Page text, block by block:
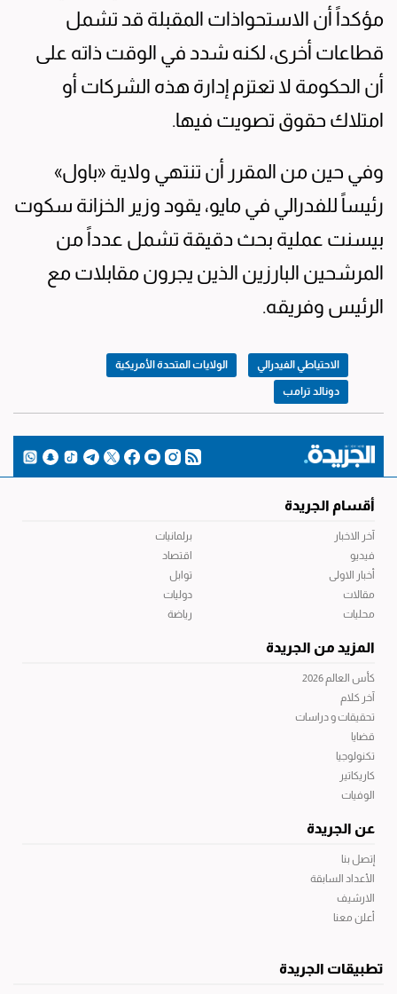
مؤكداً أن الاستحواذات المقبلة قد تشمل
قطاعات أخرى، لكنه شدد في الوقت ذاته على
أن الحكومة لا تعتزم إدارة هذه الشركات أو
امتلاك حقوق تصويت فيها.
وفي حين من المقرر أن تنتهي ولاية «باول»
رئيساً للفدرالي في مايو، يقود وزير الخزانة سكوت
بيسنت عملية بحث دقيقة تشمل عدداً من
المرشحين البارزين الذين يجرون مقابلات مع
الرئيس وفريقه.
الاحتياطي الفيدرالي الولايات المتحدة الأمريكية
دونالد ترامب
أقسام الجريدة
آخر الاخبار
فيديو
أخبار الاولى
مقالات
محليات
برلمانيات
اقتصاد
توابل
دوليات
رياضة
المزيد من الجريدة
كأس العالم 2026
آخر كلام
تحقيقات و دراسات
قضايا
تكنولوجيا
كاريكاتير
الوفيات
عن الجريدة
إتصل بنا
الأعداد السابقة
الارشيف
أعلن معنا
تطبيقات الجريدة